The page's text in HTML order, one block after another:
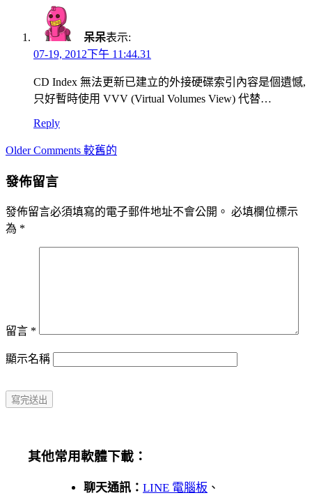
呆呆表示:
07-19, 2012下午 11:44.31
CD Index 無法更新已建立的外接硬碟索引內容是個遺憾,
只好暫時使用 VVV (Virtual Volumes View) 代替…
Reply
Comment
Older Comments 較舊的
發佈留言
發佈留言必須填寫的電子郵件地址不會公開。 必填欄位標示
為 *
留言 *
顯示名稱
其他常用軟體下載：
聊天通訊： LINE 電腦板 、